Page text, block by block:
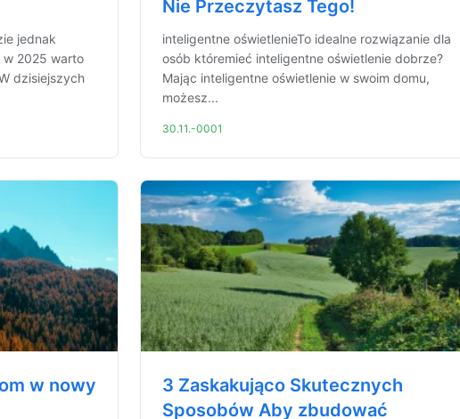
jednak
w 2025 warto
dzisiejszych
Nie Przeczytasz Tego!
inteligentne oświetlenieTo idealne rozwiązanie dla
osób któremieć inteligentne oświetlenie dobrze?
Mając inteligentne oświetlenie w swoim domu,
możesz...
30.11.-0001
w nowy
3 Zaskakująco Skutecznych
Sposobów Aby zbudować